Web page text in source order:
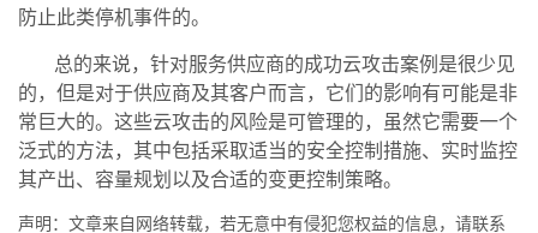
防止此类停机事件的。
总的来说，针对服务供应商的成功云攻击案例是很少见
的，但是对于供应商及其客户而言，它们的影响有可能是非
常巨大的。这些云攻击的风险是可管理的，虽然它需要一个
泛式的方法，其中包括采取适当的安全控制措施、实时监控
其产出、容量规划以及合适的变更控制策略。
声明：文章来自网络转载，若无意中有侵犯您权益的信息，请联系